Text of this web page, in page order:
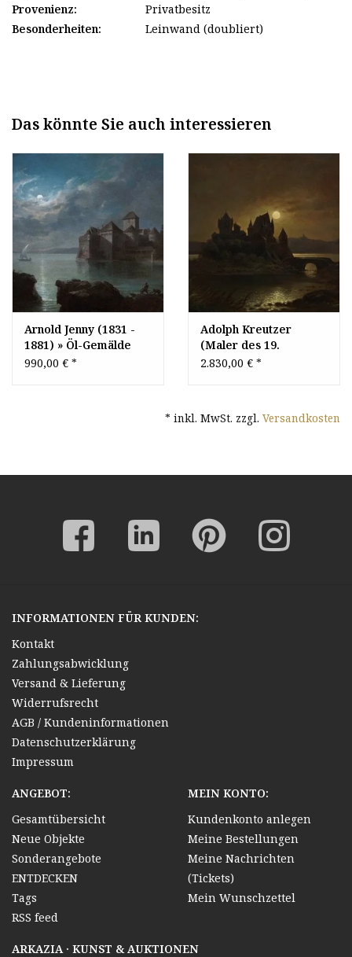
Provenienz:
Privatbesitz
Besonderheiten:
Leinwand (doubliert)
Das könnte Sie auch interessieren
Arnold Jenny (1831 -
1881) » Öl-Gemälde
Spätromantik Schloss
990,00 € *
Adolph Kreutzer
(Maler des 19.
Jahrhundert) » Öl-
Mondnacht Vollmond
2.830,00 € *
* inkl. MwSt. zzgl. Versandkosten
INFORMATIONEN FÜR KUNDEN:
Kontakt
Zahlungsabwicklung
Versand & Lieferung
Widerrufsrecht
AGB / Kundeninformationen
Datenschutzerklärung
Impressum
ANGEBOT:
Gesamtübersicht
Neue Objekte
Sonderangebote
ENTDECKEN
Tags
RSS feed
MEIN KONTO:
Kundenkonto anlegen
Meine Bestellungen
Meine Nachrichten
(Tickets)
Mein Wunschzettel
ARKAZIA · KUNST & AUKTIONEN